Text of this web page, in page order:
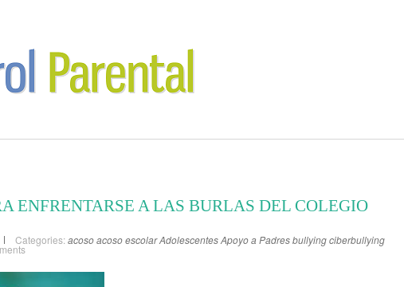
ENFRENTARSE A LAS BURLAS DEL COLEGIO
Categories: acosoacoso escolarAdolescentesApoyo a Padresbullyingciberbullying